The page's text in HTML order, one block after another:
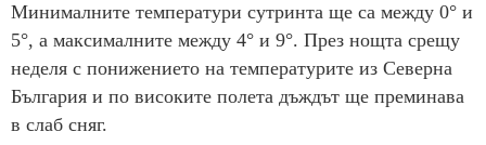
Минималните температури сутринта ще са между 0° и
5°, а максималните между 4° и 9°. През нощта срещу
неделя с понижението на температурите из Северна
България и по високите полета дъждът ще преминава
в слаб сняг.